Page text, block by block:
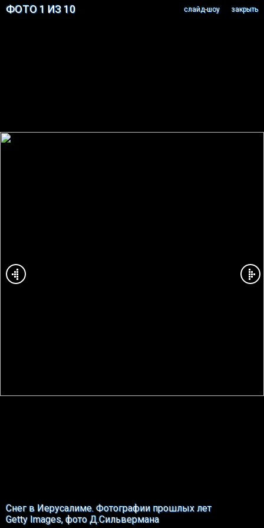
ФОТО 1 ИЗ 10 закрыть
cлайд-шоу
Снег в Иерусалиме. Фотографии прошлых лет
Getty Images, фото Д.Сильвермана